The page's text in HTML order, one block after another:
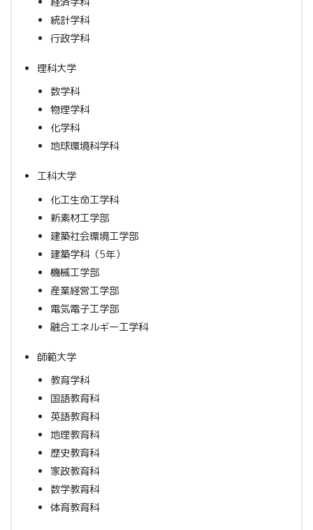
統計学科
行政学科
理科大学
数学科
物理学科
化学科
地球環境科学科
工科大学
化工生命工学科
新素材工学部
建築社会環境工学部
建築学科（5年）
機械工学部
産業経営工学部
電気電子工学部
融合エネルギー工学科
師範大学
教育学科
国語教育科
英語教育科
地理教育科
歴史教育科
家政教育科
数学教育科
体育教育科